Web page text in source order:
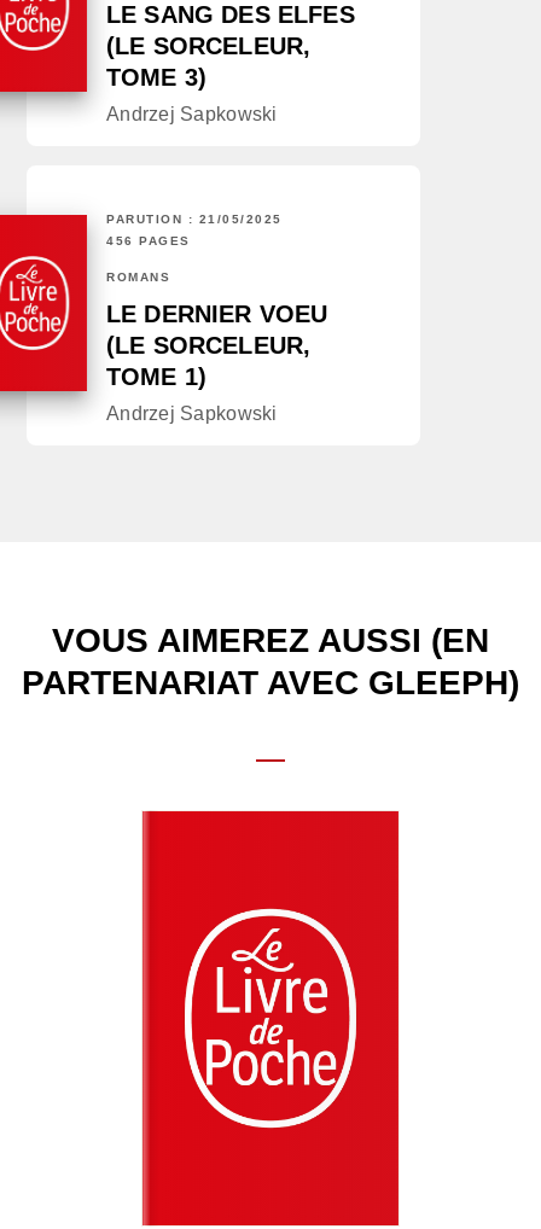
LE SANG DES ELFES
(LE SORCELEUR,
TOME 3)
Andrzej Sapkowski
PARUTION : 21/05/2025
456 PAGES
ROMANS
LE DERNIER VOEU
(LE SORCELEUR,
TOME 1)
Andrzej Sapkowski
VOUS AIMEREZ AUSSI (EN
PARTENARIAT AVEC GLEEPH)